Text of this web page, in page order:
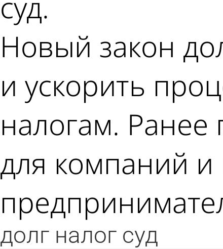
Новый закон
и ускорить
налогам. Ранее
для компаний
долг налог суд